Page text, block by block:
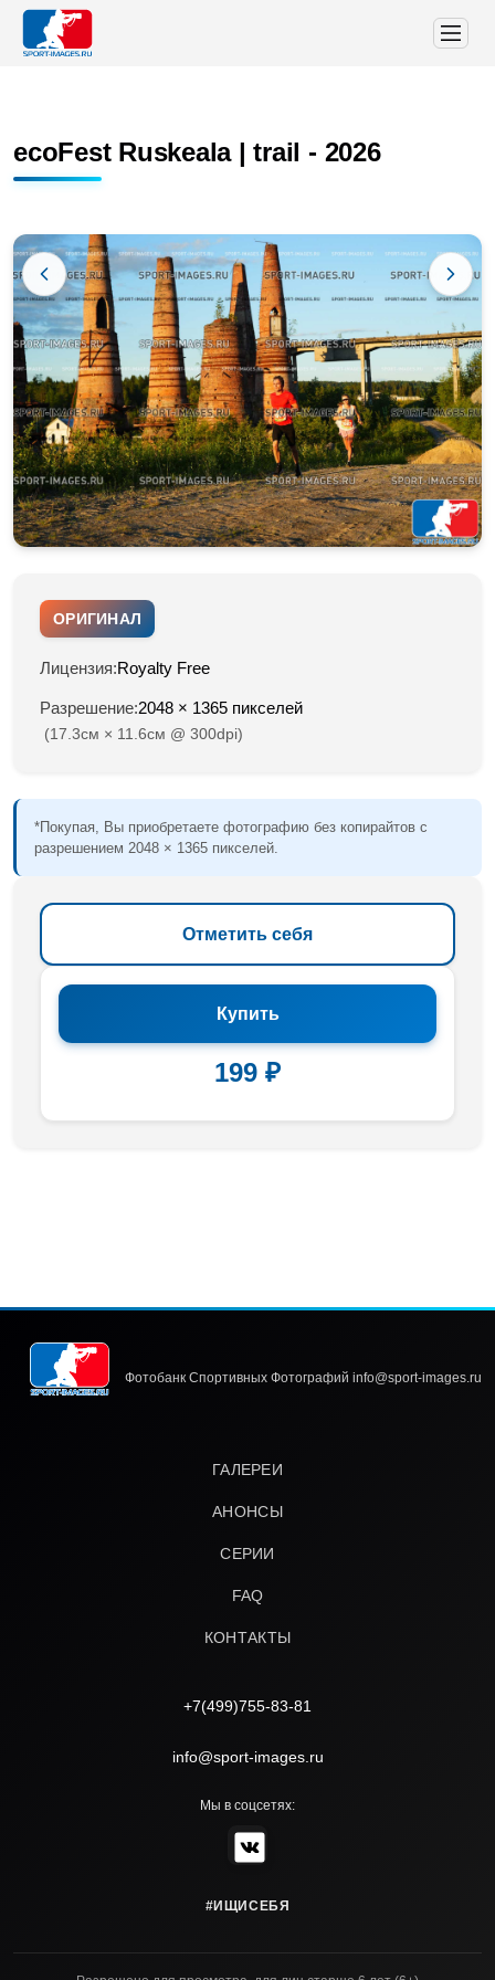
ecoFest Ruskeala | trail - 2026
ОРИГИНАЛ
Лицензия:Royalty Free
Разрешение:2048 × 1365 пикселей
(17.3см × 11.6см @ 300dpi)
*Покупая, Вы приобретаете фотографию без копирайтов с
разрешением 2048 × 1365 пикселей.
Отметить себя
Купить
199 ₽
Фотобанк Спортивных Фотографий info@sport-images.ru
ГАЛЕРЕИ
АНОНСЫ
СЕРИИ
FAQ
КОНТАКТЫ
+7(499)755-83-81
info@sport-images.ru
Мы в соцсетях:
#ИЩИСЕБЯ